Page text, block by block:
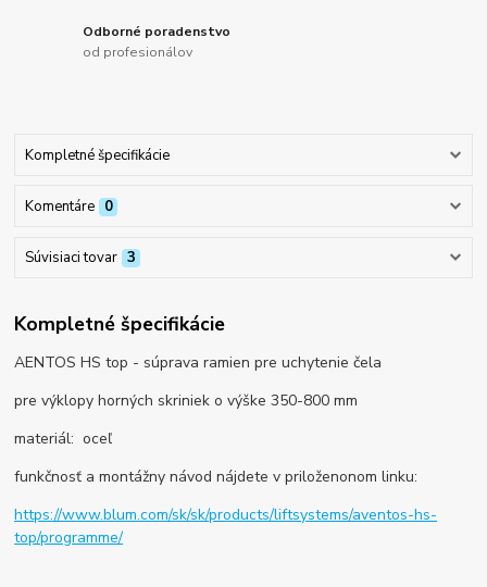
Odborné poradenstvo
od profesionálov
Kompletné špecifikácie
Komentáre 0
Súvisiaci tovar 3
Kompletné špecifikácie
AENTOS HS top - súprava ramien pre uchytenie čela
pre výklopy horných skriniek o výške 350-800 mm
materiál: oceľ
funkčnosť a montážny návod nájdete v priloženonom linku:
https://www.blum.com/sk/sk/products/liftsystems/aventos-hs-
top/programme/